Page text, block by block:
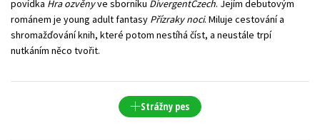
povídka Hra ozvěnyve sborníku DivergentCzech. Jejím debutovým
románem je young adult fantasy Přízraky noci. Miluje cestování a
shromažďování knih, které potom nestíhá číst, a neustále trpí
nutkáním něco tvořit.
Strážny pes